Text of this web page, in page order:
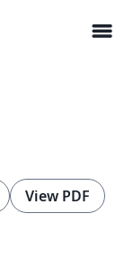
menu
View PDF